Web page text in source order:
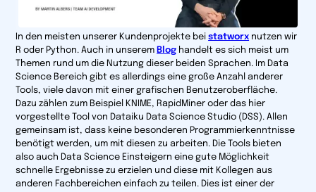
In den meisten unserer Kundenprojekte beistatworx nutzen wir
R oder Python. Auch in unserem Blog handelt es sich meist um
Themen rund um die Nutzung dieser beiden Sprachen. Im Data
Science Bereich gibt es allerdings eine große Anzahl anderer
Tools, viele davon mit einer grafischen Benutzeroberfläche.
Dazu zählen zum Beispiel KNIME, RapidMiner oder das hier
vorgestellte Tool von Dataiku Data Science Studio (DSS). Allen
gemeinsam ist, dass keine besonderen Programmierkenntnisse
benötigt werden, um mit diesen zu arbeiten. Die Tools bieten
also auch Data Science Einsteigern eine gute Möglichkeit
schnelle Ergebnisse zu erzielen und diese mit Kollegen aus
anderen Fachbereichen einfach zu teilen. Dies ist einer der